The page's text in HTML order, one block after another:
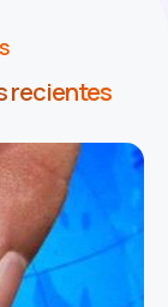
recientes